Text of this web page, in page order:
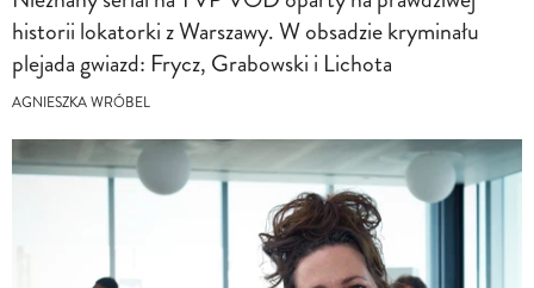
historii lokatorki z Warszawy. W obsadzie kryminału
plejada gwiazd: Frycz, Grabowski i Lichota
AGNIESZKA WRÓBEL